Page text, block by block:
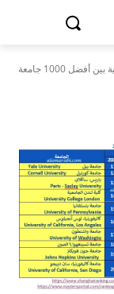
تصنيف شنغهاي للجامعات 2025 | جامعات عربية بين أفضل 1000 جامعة